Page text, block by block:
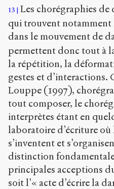
13
Les chorégraphies de
qui trouvent notamment
dans le mouvement de
permettent donc tout à
la répétition, la
gestes et d’interactions.
Louppe (1997),
tout composer, le
interprètes étant en
laboratoire d’écriture où
s’inventent et
distinction
principales acceptions
soit l’« acte d’écrire la